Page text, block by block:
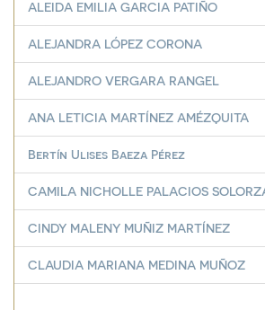
ALEIDA EMILIA GARCIA PATIÑO
ALEJANDRA LÓPEZ CORONA
ALEJANDRO VERGARA RANGEL
ANA LETICIA MARTÍNEZ AMÉZQUITA
Bertín Ulises Baeza Pérez
CAMILA NICHOLLE PALACIOS
CINDY MALENY MUÑIZ MARTÍNEZ
CLAUDIA MARIANA MEDINA MUÑOZ